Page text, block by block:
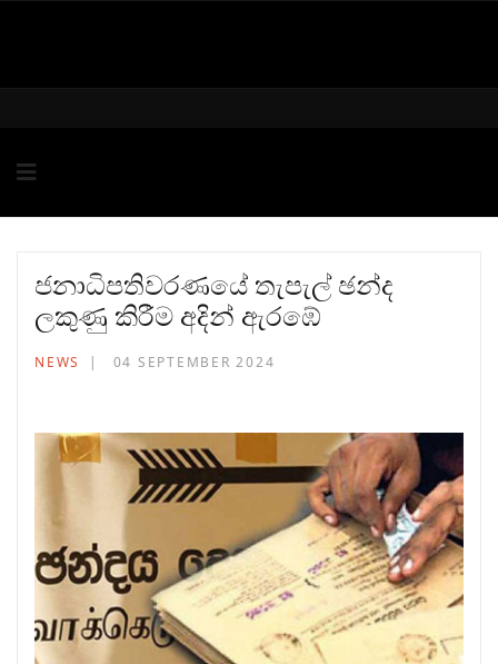
ජනාධිපතිවරණයේ තැපැල් ඡන්ද
ලකුණු කිරීම අදින් ඇරඹේ
NEWS 04 SEPTEMBER 2024